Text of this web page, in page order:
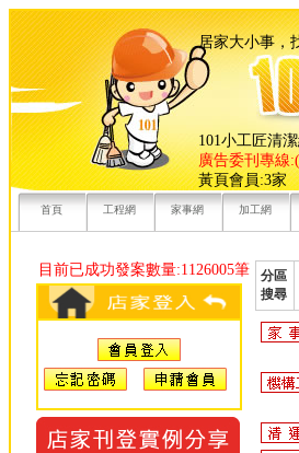
居家大小
101小工匠清
廣告委刊專線
黃頁會員:3
首頁 工程網 家事網 加工網
目前已成功發案數量:1126005筆
分區
搜尋